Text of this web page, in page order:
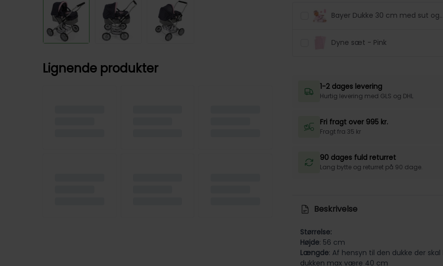
Lignende produkter
Bayer Dukke 30 cm med sut og
Dyne sæt - Pink
1-2 dages levering
Hurtig levering med GLS og DHL
Fri fragt over 995 kr.
Fragt fra 35 kr
90 dages fuld returret
Lang bytte og returret på 90 dage.
Beskrivelse
Størrelse:
Højde: 56 cm
Længde: Af hensyn til den dukke der
dukken max være 40 cm